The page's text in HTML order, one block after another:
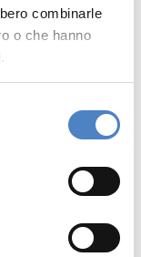
combinarle
o che hanno
un
come
può rilassare, si
bere un caffè,
o uno
i servizi